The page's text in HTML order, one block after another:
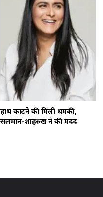
हाथ काटने की मिली धमकी,
सलमान-शाहरुख ने की मदद